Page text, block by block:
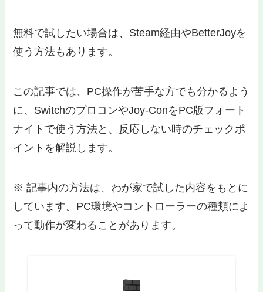
無料で試したい場合は、Steam経由やBetterJoyを
使う方法もあります。
この記事では、PC操作が苦手な方でも分かるよう
に、SwitchのプロコンやJoy-ConをPC版フォート
ナイトで使う方法と、反応しない時のチェックポ
イントを解説します。
※ 記事内の方法は、わが家で試した内容をもとに
しています。PC環境やコントローラーの種類によ
って動作が変わることがあります。